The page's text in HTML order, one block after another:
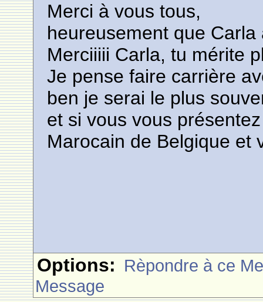
Merci à vous tous,
heureusement que
Merciiiii Carla, tu mérite
Je pense faire carrière
ben je serai le plus
et si vous vous
Marocain de Belgique et
Options: Rèpondre à ce
Message